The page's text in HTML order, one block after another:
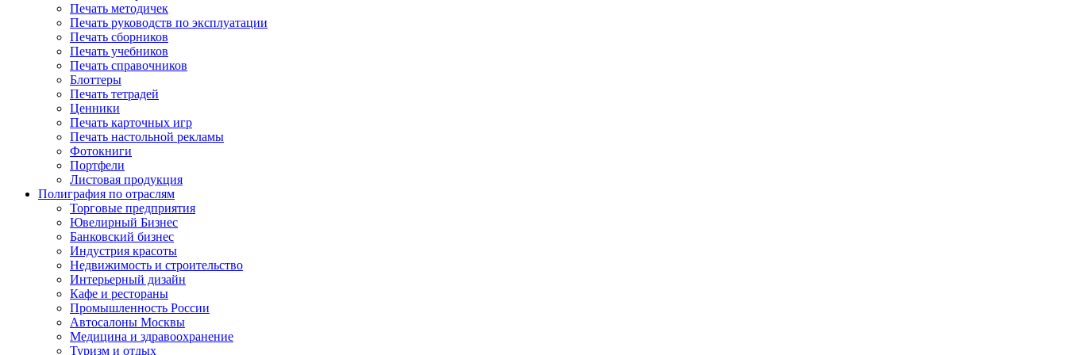
Печать методичек
Печать руководств по эксплуатации
Печать сборников
Печать учебников
Печать справочников
Блоттеры
Печать тетрадей
Ценники
Печать карточных игр
Печать настольной рекламы
Фотокниги
Портфели
Листовая продукция
Полиграфия по отраслям
Торговые предприятия
Ювелирный Бизнес
Банковский бизнес
Индустрия красоты
Недвижимость и строительство
Интерьерный дизайн
Кафе и рестораны
Промышленность России
Автосалоны Москвы
Медицина и здравоохранение
Туризм и отдых